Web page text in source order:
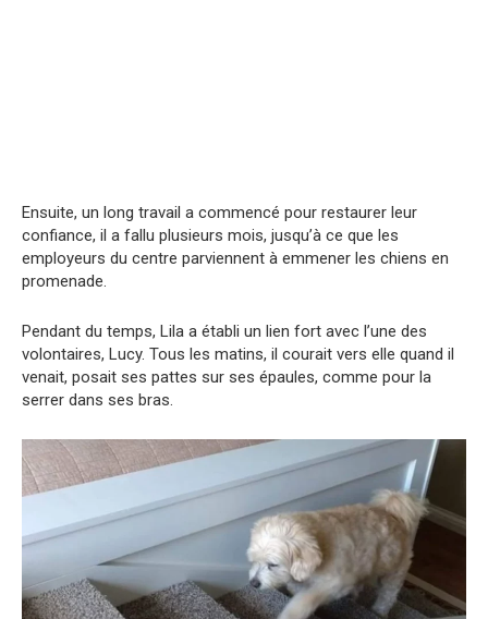
Ensuite, un long travail a commencé pour restaurer leur
confiance, il a fallu plusieurs mois, jusqu’à ce que les
employeurs du centre parviennent à emmener les chiens en
promenade.
Pendant du temps, Lila a établi un lien fort avec l’une des
volontaires, Lucy. Tous les matins, il courait vers elle quand il
venait, posait ses pattes sur ses épaules, comme pour la
serrer dans ses bras.